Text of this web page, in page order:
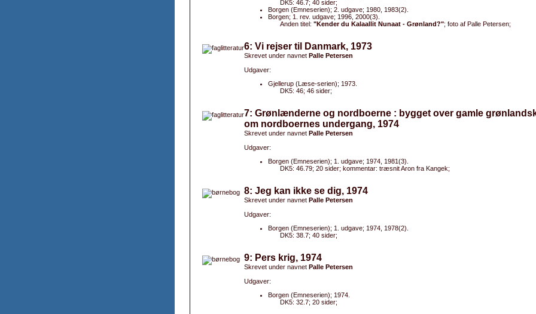
DK5: 46.7; 40 sider;
Borgen (Emneserien); 2. udgave; 1980, 1983(2).
Borgen; 1. rev. udgave; 1996, 2000(3).
Anden titel: "Kender du Kalaallit Nunaat - Grønland?"; foto af Palle Petersen;
6: Vi rejser til Danmark, 1973
Skrevet under navnet Palle Petersen
Udgaver:
Gjellerup (Læse-serien); 1973.
DK5: 46; 46 sider;
7: Grønlænderne og nordboerne : bygget over gamle
om nordboernes undergang, 1974
Skrevet under navnet Palle Petersen
Udgaver:
Borgen (Emneserien); 1. udgave; 1974, 1981(3).
DK5: 46.79; 20 sider; kommentar: træsnit Aron fra Kangek;
8: Jeg kan ikke se dig, 1974
Skrevet under navnet Palle Petersen
Udgaver:
Borgen (Emneserien); 1. udgave; 1974, 1978(2).
DK5: 38.7; 40 sider;
9: Pers krig, 1974
Skrevet under navnet Palle Petersen
Udgaver:
Borgen (Emneserien); 1974.
DK5: 32.7; 20 sider;